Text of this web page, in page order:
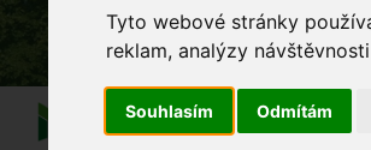
Tyto webové stránky
reklam, analýzy
Souhlasím Odmítám
Informace O škole